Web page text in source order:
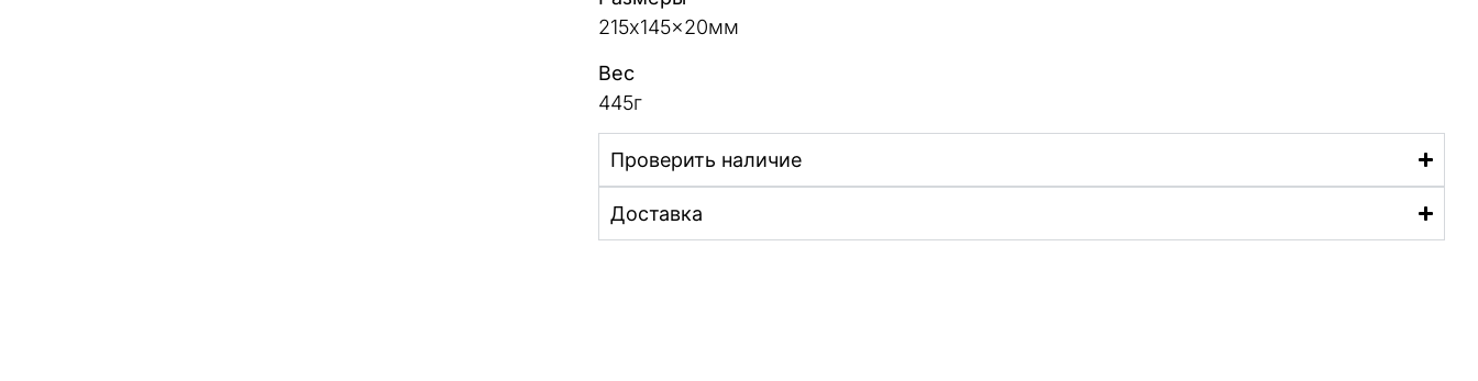
215x145x20мм
Вес
445г
Проверить наличие
Доставка